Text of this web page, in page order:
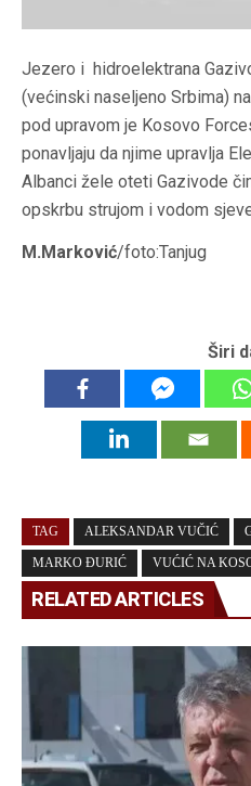
Jezero i hidroelektrana
(većinski naseljeno Srbima)
pod upravom je Kosovo
ponavljaju da njime upravlja
Albanci žele oteti Gazivode
opskrbu strujom i vodom
M.Marković/foto:Tanjug
Širi
TAG ALEKSANDAR VUČIĆ
MARKO ĐURIĆ VUĆIĆ NA
RELATED ARTICLES